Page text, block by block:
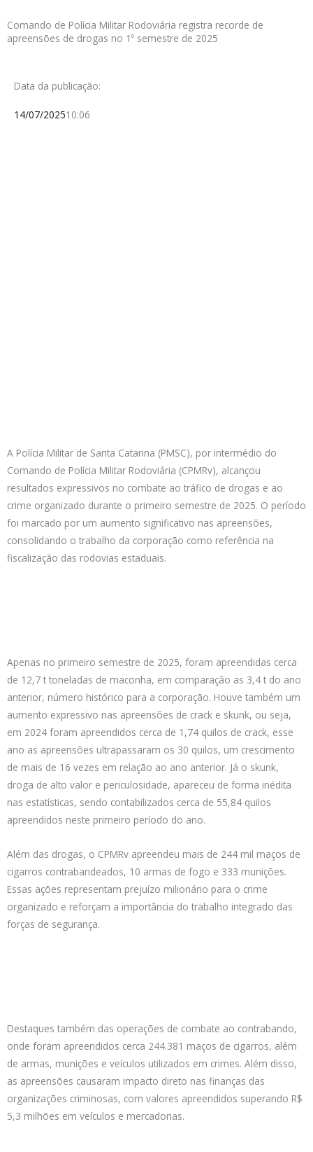
Comando de Polícia Militar Rodoviária registra recorde de
apreensões de drogas no 1º semestre de 2025
Data da publicação:
14/07/202510:06
A Polícia Militar de Santa Catarina (PMSC), por intermédio do
Comando de Polícia Militar Rodoviária (CPMRv), alcançou
resultados expressivos no combate ao tráfico de drogas e ao
crime organizado durante o primeiro semestre de 2025. O período
foi marcado por um aumento significativo nas apreensões,
consolidando o trabalho da corporação como referência na
fiscalização das rodovias estaduais.
Apenas no primeiro semestre de 2025, foram apreendidas cerca
de 12,7 t toneladas de maconha, em comparação as 3,4 t do ano
anterior, número histórico para a corporação. Houve também um
aumento expressivo nas apreensões de crack e skunk, ou seja,
em 2024 foram apreendidos cerca de 1,74 quilos de crack, esse
ano as apreensões ultrapassaram os 30 quilos, um crescimento
de mais de 16 vezes em relação ao ano anterior. Já o skunk,
droga de alto valor e periculosidade, apareceu de forma inédita
nas estatísticas, sendo contabilizados cerca de 55,84 quilos
apreendidos neste primeiro período do ano.
Além das drogas, o CPMRv apreendeu mais de 244 mil maços de
cigarros contrabandeados, 10 armas de fogo e 333 munições.
Essas ações representam prejuízo milionário para o crime
organizado e reforçam a importância do trabalho integrado das
forças de segurança.
Destaques também das operações de combate ao contrabando,
onde foram apreendidos cerca 244.381 maços de cigarros, além
de armas, munições e veículos utilizados em crimes. Além disso,
as apreensões causaram impacto direto nas finanças das
organizações criminosas, com valores apreendidos superando R$
5,3 milhões em veículos e mercadorias.